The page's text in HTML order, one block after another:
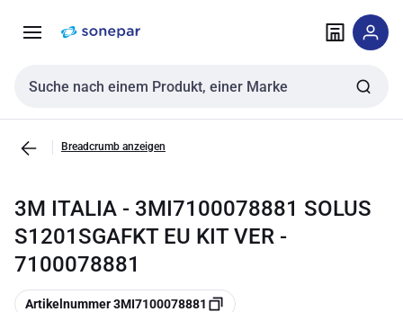
NavigationInhalt
Sucheingabe
Breadcrumb anzeigen
3M ITALIA - 3MI7100078881 SOLUS
S1201SGAFKT EU KIT VER -
7100078881
Kopieren
Artikelnummer 3MI7100078881